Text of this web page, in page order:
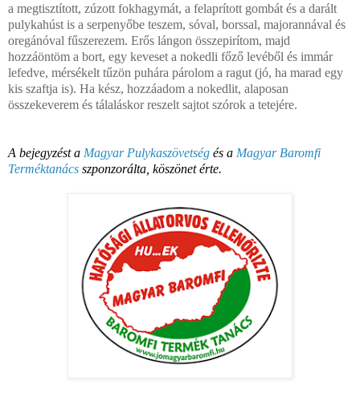
a megtisztított, zúzott fokhagymát, a felaprított gombát és a darált
pulykahúst is a serpenyőbe teszem, sóval, borssal, majorannával és
oregánóval fűszerezem. Erős lángon összepirítom, majd
hozzáöntöm a bort, egy keveset a nokedli főző levéből és immár
lefedve, mérsékelt tűzön puhára párolom a ragut (jó, ha marad egy
kis szaftja is). Ha kész, hozzáadom a nokedlit, alaposan
összekeverem és tálaláskor reszelt sajtot szórok a tetejére.
A bejegyzést a Magyar Pulykaszövetség és a Magyar Baromfi
Terméktanács szponzorálta, köszönet érte.